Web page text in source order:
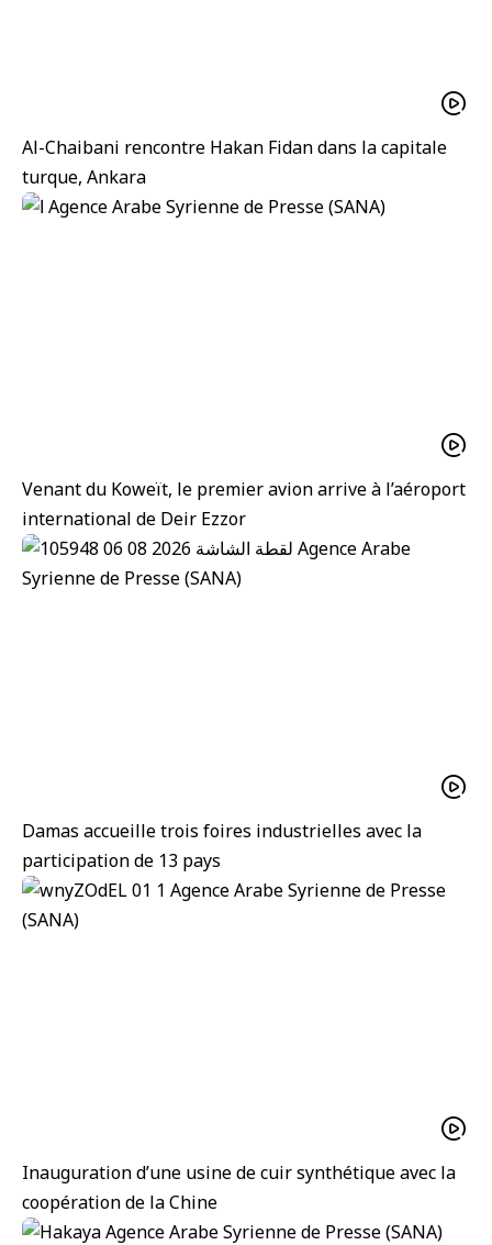
Al-Chaibani rencontre Hakan Fidan dans la capitale
turque, Ankara
Venant du Koweït, le premier avion arrive à l’aéroport
international de Deir Ezzor
Damas accueille trois foires industrielles avec la
participation de 13 pays
Inauguration d’une usine de cuir synthétique avec la
coopération de la Chine